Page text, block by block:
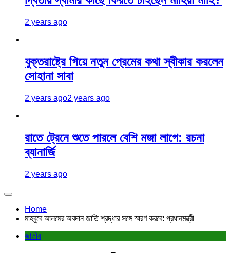
2 years ago
যুক্তরাষ্ট্রে গিয়ে নতুন প্রেমের কথা স্বীকার করলেন
সোহানা সাবা
2 years ago2 years ago
রাতে ট্রেনে শুতে পারলে বেশি মজা লাগে: রচনা
ব্যানার্জি
2 years ago
Home
মাহবুবে আলমের অবদান জাতি শ্রদ্ধার সঙ্গে স্মরণ করবে: প্রধানমন্ত্রী
জাতীয়